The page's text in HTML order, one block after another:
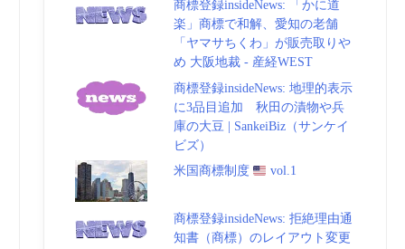
商標登録insideNews: 「かに道
楽」商標で和解、愛知の老舗
「ヤマサちくわ」が販売取りや
め 大阪地裁 - 産経WEST
商標登録insideNews: 地理的表示
に3品目追加 秋田の漬物や兵
庫の大豆 | SankeiBiz（サンケイ
ビズ）
米国商標制度
vol.1
商標登録insideNews: 拒絶理由通
知書（商標）のレイアウト変更